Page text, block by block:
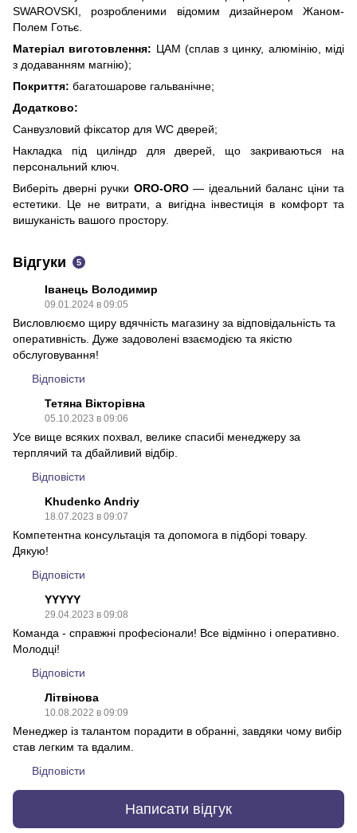
SWAROVSKI, розробленими відомим дизайнером Жаном-
Полем Готьє.
Матеріал виготовлення: ЦАМ (сплав з цинку, алюмінію, міді
з додаванням магнію);
Покриття: багатошарове гальванічне;
Додатково:
Санвузловий фіксатор для WC дверей;
Накладка під циліндр для дверей, що закриваються на
персональний ключ.
Виберіть дверні ручки ORO-ORO— ідеальний баланс ціни та
естетики. Це не витрати, а вигідна інвестиція в комфорт та
вишуканість вашого простору.
Відгуки 5
Іванець Володимир
09.01.2024 в 09:05
Висловлюємо щиру вдячність магазину за відповідальність та
оперативність. Дуже задоволені взаємодією та якістю
обслуговування!
Відповісти
Тетяна Вікторівна
05.10.2023 в 09:06
Усе вище всяких похвал, велике спасибі менеджеру за
терплячий та дбайливий відбір.
Відповісти
Khudenko Andriy
18.07.2023 в 09:07
Компетентна консультація та допомога в підборі товару.
Дякую!
Відповісти
YYYYY
29.04.2023 в 09:08
Команда - справжні професіонали! Все відмінно і оперативно.
Молодці!
Відповісти
Літвінова
10.08.2022 в 09:09
Менеджер із талантом порадити в обранні, завдяки чому вибір
став легким та вдалим.
Відповісти
Написати відгук